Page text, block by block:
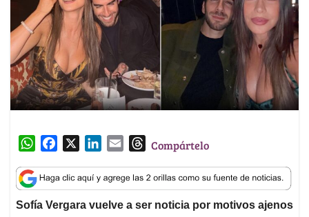
W
a
t
s
c
e
b
n
k
e
a
i
l
T
r
e
a
Compártelo
Sofía Vergara vuelve a ser noticia por motivos ajenos